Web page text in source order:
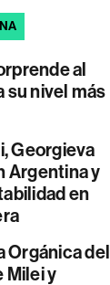
al
su nivel más
Georgieva
Argentina y
en
Orgánica del
Milei y